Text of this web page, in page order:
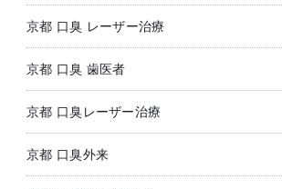
京都 口臭 レーザー治療
京都 口臭 歯医者
京都 口臭レーザー治療
京都 口臭外来